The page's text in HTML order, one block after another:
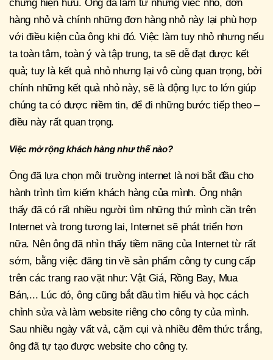
chứng hiện hữu. Ông đã làm từ những việc nhỏ, đơn
hàng nhỏ và chính những đơn hàng nhỏ này lại phù hợp
với điều kiện của ông khi đó. Việc làm tuy nhỏ nhưng nếu
ta toàn tâm, toàn ý và tập trung, ta sẽ dễ đạt được kết
quả; tuy là kết quả nhỏ nhưng lại vô cùng quan trọng, bởi
chính những kết quả nhỏ này, sẽ là động lực to lớn giúp
chúng ta có được niềm tin, để đi những bước tiếp theo –
điều này rất quan trọng.
Việc mở rộng khách hàng như thế nào?
Ông đã lựa chọn môi trường internet là nơi bắt đầu cho
hành trình tìm kiếm khách hàng của mình. Ông nhận
thấy đã có rất nhiều người tìm những thứ mình cần trên
Internet và trong tương lai, Internet sẽ phát triển hơn
nữa. Nên ông đã nhìn thấy tiềm năng của Internet từ rất
sớm, bằng việc đăng tin về sản phẩm công ty cung cấp
trên các trang rao vặt như: Vật Giá, Rồng Bay, Mua
Bán,... Lúc đó, ông cũng bắt đầu tìm hiểu và học cách
chỉnh sửa và làm website riêng cho công ty của mình.
Sau nhiều ngày vất vả, cặm cụi và nhiều đêm thức trắng,
ông đã tự tạo được website cho công ty.